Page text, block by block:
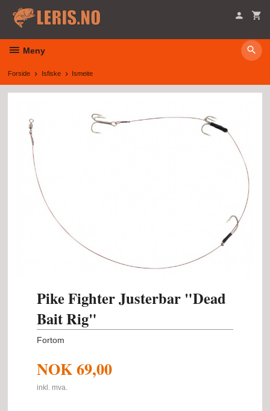
innholdet
Meny
Forside Isfiske Ismeite
Pike Fighter Justerbar "Dead
Bait Rig"
Fortom
NOK69,00
inkl. mva.